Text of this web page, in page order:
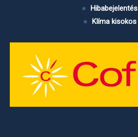
Hibabejelentés
Klíma kisokos